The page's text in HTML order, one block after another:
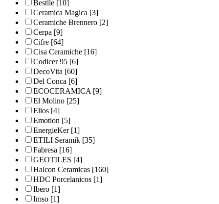
Bestile [10]
Ceramica Magica [3]
Ceramiche Brennero [2]
Cerpa [9]
Cifre [64]
Cisa Ceramiche [16]
Codicer 95 [6]
DecoVita [60]
Del Conca [6]
ECOCERAMICA[9]
El Molino [25]
Elios [4]
Emotion [5]
EnergieKer[1]
ETILI Seramik [35]
Fabresa [16]
GEOTILES [4]
Halcon Ceramicas [160]
HDC Porcelanicos [1]
Ibero [1]
Imso [1]